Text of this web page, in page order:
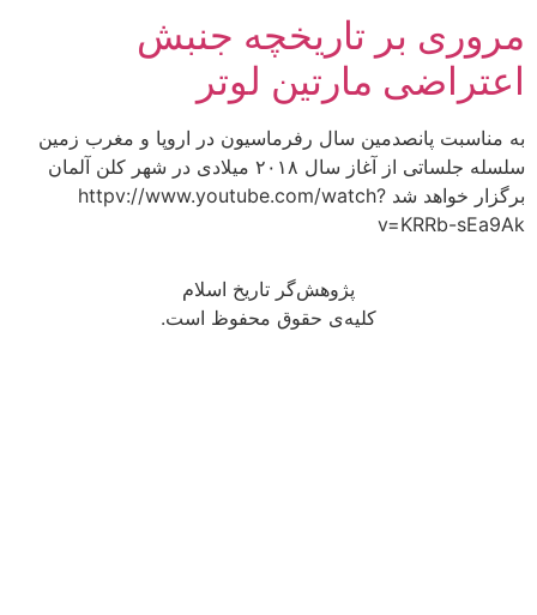
مروری بر تاریخچه جنبش
اعتراضی مارتین لوتر
به مناسبت پانصدمین سال رفرماسیون در اروپا و مغرب زمین
سلسله جلساتی از آغاز سال ۲۰۱۸ میلادی در شهر کلن آلمان
برگزار خواهد شد httpv://www.youtube.com/watch?
v=KRRb-sEa9Ak
پژوهش‌گر تاریخ اسلام
کلیه‌ی حقوق محفوظ است.